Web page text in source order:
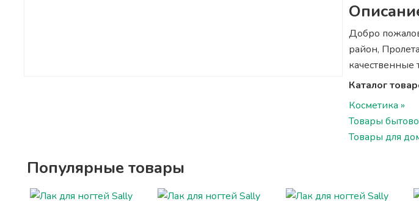
Добро
район,
Каталог
Косметика »
Товары
Товары для
Популярные товары